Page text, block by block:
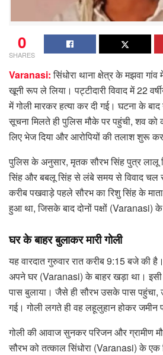
0
SHARES
Varanasi:सिंधोरा थाना क्षेत्र के मझवा
खूनी रूप ले लिया। पट्टीदारी विवाद में 22
में गोली मारकर हत्या कर दी गई। घटना के
सूचना मिलते ही पुलिस मौके पर पहुंची, शव को
लिए भेज दिया और आरोपियों की तलाश शुरू
पुलिस के अनुसार, मृतक सौरभ सिंह पुत्र लालू
सिंह और बबलू सिंह से लंबे समय से विवाद चल
करीब पखवाड़े पहले सौरभ का रिशु सिंह के
हुआ था, जिसके बाद दोनों पक्षों (Varanasi)
घर के बाहर बुलाकर मारी गोली
यह वारदात गुरुवार रात करीब 9:15 बजे की
अपने घर (Varanasi) के बाहर खड़ा था। इसी
पास बुलाया। जैसे ही सौरभ उसके पास पहुंचा,
गई। गोली लगते ही वह लहूलुहान होकर जमीन
गोली की आवाज सुनकर परिजन और ग्रामीण
सौरभ को तत्काल सिंधोरा (Varanasi) के एक